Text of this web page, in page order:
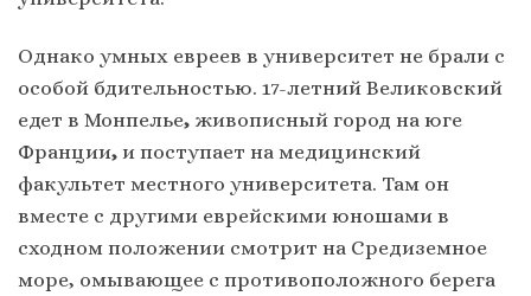
Однако умных евреев в университет не брали с
особой бдительностью. 17-летний Великовский
едет в Монпелье, живописный город на юге
Франции, и поступает на медицинский
факультет местного университета. Там он
вместе с другими еврейскими юношами в
сходном положении смотрит на Средиземное
море, омывающее с противоположного берега